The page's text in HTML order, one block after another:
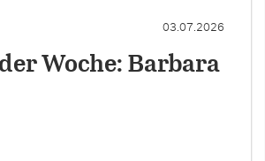
03.07.2026
Woche: Barbara